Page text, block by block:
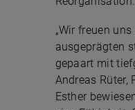
„Wir freuen
ausgeprägten
gepaart mit
Andreas Rüter,
Esther